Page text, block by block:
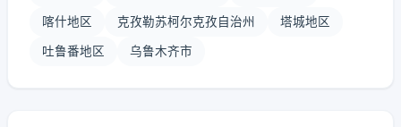
喀什地区 克孜勒苏柯尔克孜自治州 塔城地区
吐鲁番地区 乌鲁木齐市